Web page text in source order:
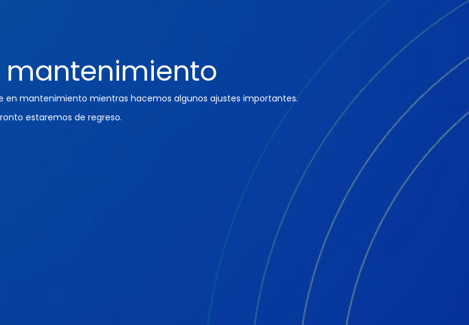
mantenimiento
mantenimiento mientras hacemos algunos ajustes importantes.
estaremos de regreso.